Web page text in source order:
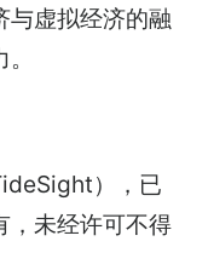
与虚拟经济的融
），已
，未经许可不得